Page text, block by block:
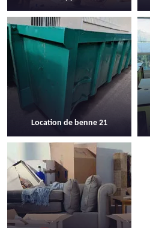
Location de benne 21